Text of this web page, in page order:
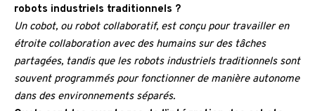
robots industriels traditionnels ?
Un cobot, ou robot collaboratif, est conçu pour travailler en
étroite collaboration avec des humains sur des tâches
partagées, tandis que les robots industriels traditionnels sont
souvent programmés pour fonctionner de manière autonome
dans des environnements séparés.